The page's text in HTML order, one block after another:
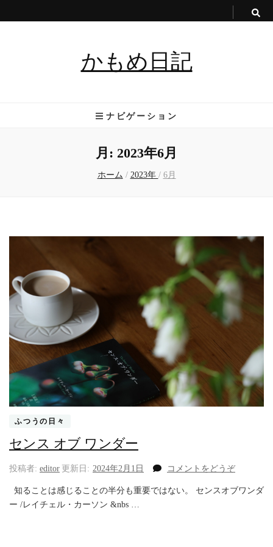
かもめ日記
ナビゲーション
月: 2023年6月
ホーム / 2023年 / 6月
ふつうの日々
センス オブ ワンダー
投稿者: editor 更新日: 2024年2月1日 コメントをどうぞ(セ
ス
知ることは感じることの半分も重要ではない。 センスオブワンダ
ー /レイチェル・カーソン &nbs …